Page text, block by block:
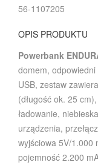
56-1107205
OPIS PRODUKTU
Powerbank
domem,
USB, zestaw
(długość ok. 25
ładowanie,
urządzenia,
wyjściowa 5V/1.000
pojemność 2.200